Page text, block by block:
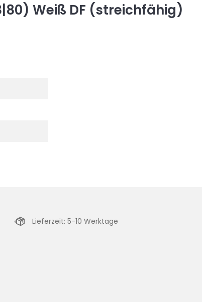
Weiß DF (streichfähig)
Lieferzeit: 5-10 Werktage